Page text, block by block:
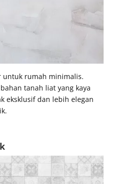
untuk rumah minimalis.
tanah liat yang kaya
eksklusif dan lebih elegan